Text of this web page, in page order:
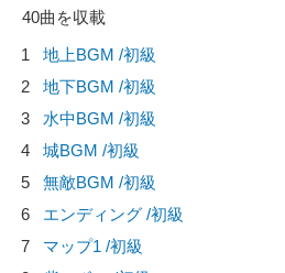
40曲を収載
1
地上BGM /初級
2
地下BGM /初級
3
水中BGM /初級
4
城BGM /初級
5
無敵BGM /初級
6
エンディング /初級
7
マップ1 /初級